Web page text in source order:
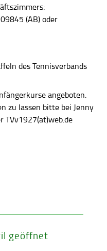
(AB) oder
des Tennisverbands
angeboten.
zu lassen bitte bei Jenny
TVv1927(at)web.de
geöffnet